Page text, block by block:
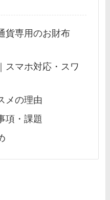
貨専用のお財布
スマホ対応・スワ
メの理由
項・課題